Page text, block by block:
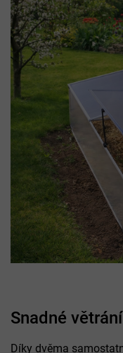
Snadné
Díky dvěma